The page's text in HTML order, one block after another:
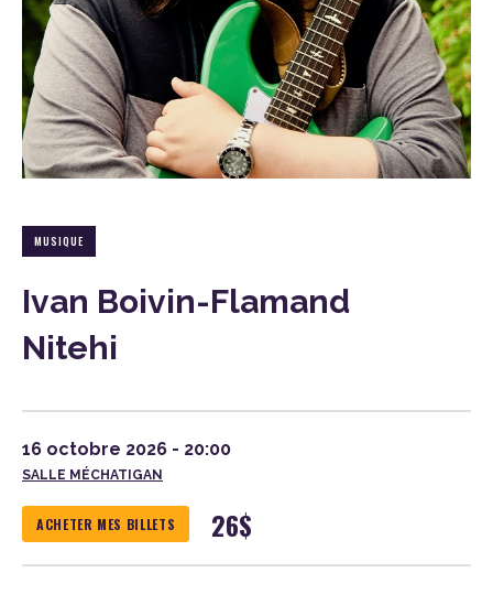
MUSIQUE
Ivan Boivin-Flamand
Nitehi
16 octobre 2026 - 20:00
SALLE MÉCHATIGAN
ACHETER MES BILLETS 26$